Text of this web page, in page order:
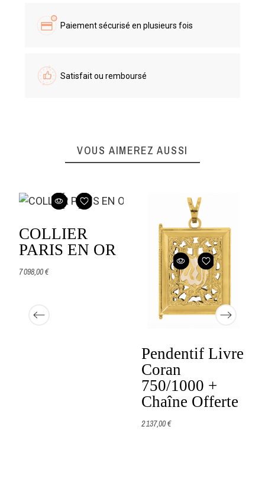
Paiement sécurisé en plusieurs fois
Satisfait ou remboursé
VOUS AIMEREZ AUSSI
COLLIER
PARIS EN OR
7 098,00 €
Pendentif Livre
Coran
750/1000 +
Chaîne Offerte
2 137,00 €